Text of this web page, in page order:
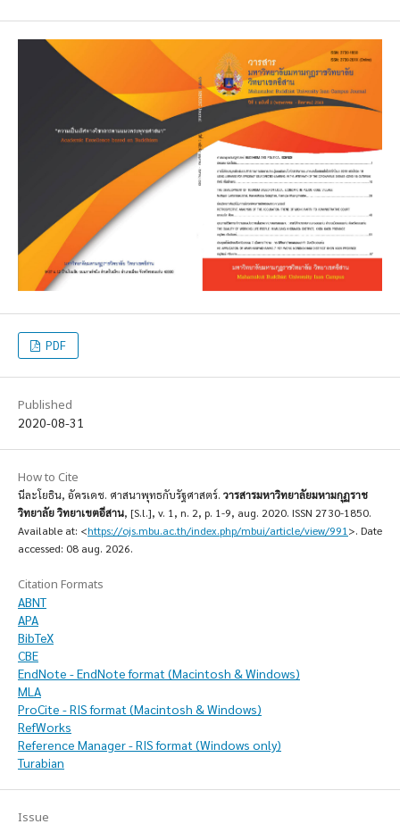
PDF
Published
2020-08-31
How to Cite
นีละโยธิน, อัครเดช. ศาสนาพุทธกับรัฐศาสตร์. วารสารมหาวิทยาลัยมหามกุฏราช
วิทยาลัย วิทยาเขตอีสาน, [S.l.], v. 1, n. 2, p. 1-9, aug. 2020. ISSN 2730-1850.
Available at: <https://ojs.mbu.ac.th/index.php/mbui/article/view/991 >. Date
accessed: 08 aug. 2026.
Citation Formats
ABNT
APA
BibTeX
CBE
EndNote - EndNote format (Macintosh & Windows)
MLA
ProCite - RIS format (Macintosh & Windows)
RefWorks
Reference Manager - RIS format (Windows only)
Turabian
Issue